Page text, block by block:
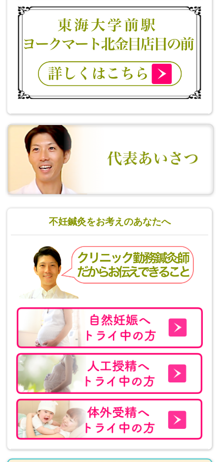
不妊鍼灸をお考えのあなたへ